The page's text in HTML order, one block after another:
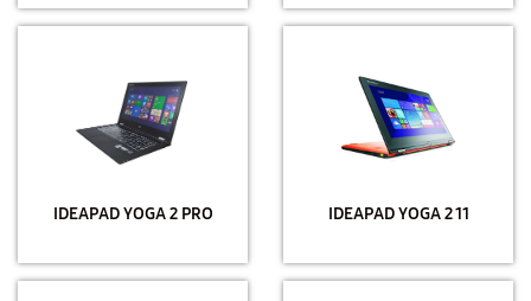
IDEAPAD YOGA 2 PRO IDEAPAD YOGA 2 11